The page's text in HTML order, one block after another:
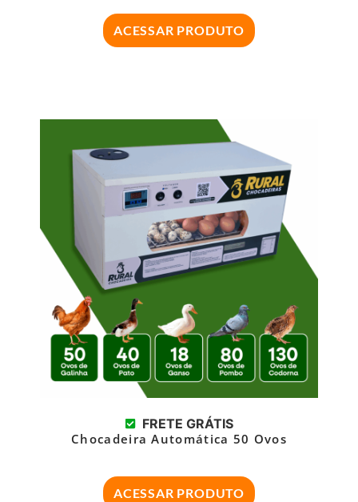
ACESSAR PRODUTO
FRETE GRÁTIS
Chocadeira Automática 50 Ovos
ACESSAR PRODUTO